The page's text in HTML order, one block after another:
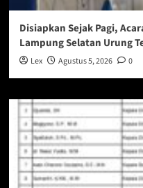
Disiapkan Sejak Pagi,
Lampung Selatan Urung
Lex Agustus 5, 2026 0